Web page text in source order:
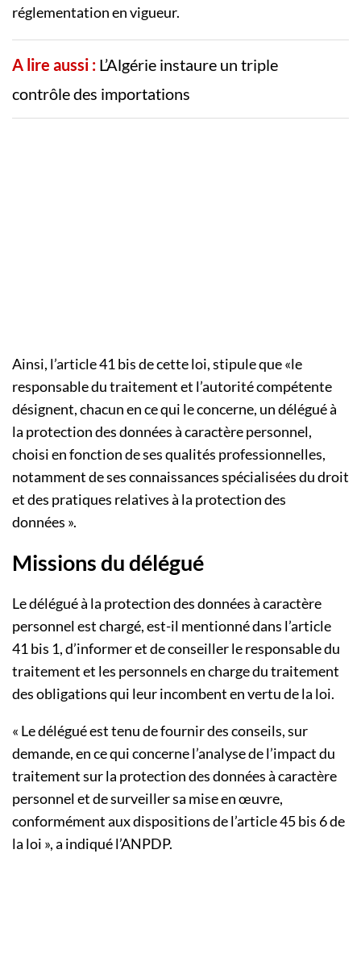
réglementation en vigueur.
A lire aussi : L’Algérie instaure un triple
contrôle des importations
Ainsi, l’article 41 bis de cette loi, stipule que «le
responsable du traitement et l’autorité compétente
désignent, chacun en ce qui le concerne, un délégué à
la protection des données à caractère personnel,
choisi en fonction de ses qualités professionnelles,
notamment de ses connaissances spécialisées du droit
et des pratiques relatives à la protection des
données ».
Missions du délégué
Le délégué à la protection des données à caractère
personnel est chargé, est-il mentionné dans l’article
41 bis 1, d’informer et de conseiller le responsable du
traitement et les personnels en charge du traitement
des obligations qui leur incombent en vertu de la loi.
« Le délégué est tenu de fournir des conseils, sur
demande, en ce qui concerne l’analyse de l’impact du
traitement sur la protection des données à caractère
personnel et de surveiller sa mise en œuvre,
conformément aux dispositions de l’article 45 bis 6 de
la loi », a indiqué l’ANPDP.